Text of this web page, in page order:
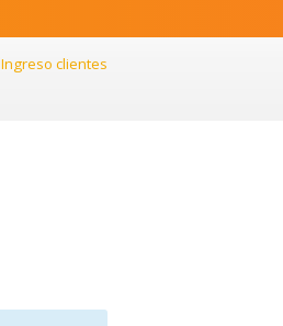
Ingreso clientes